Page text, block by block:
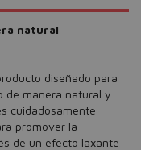
natural
diseñado para
de manera natural y
cuidadosamente
promover la
de un efecto laxante